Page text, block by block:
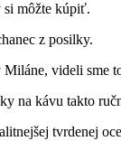
si môžte kúpiť.
z posilky.
videli sme
na kávu takto
tvrdenej